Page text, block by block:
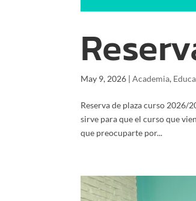
May 9, 2026 |Academia,
Reserva de plaza curso 2026/
sirve para que el curso que
que preocuparte por...